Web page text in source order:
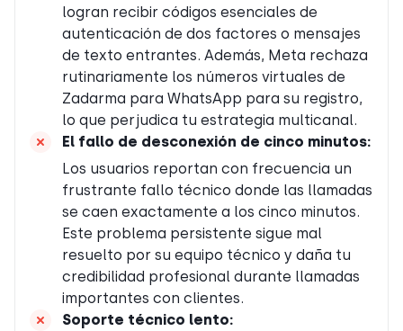
logran recibir códigos esenciales de
autenticación de dos factores o mensajes
de texto entrantes. Además, Meta rechaza
rutinariamente los números virtuales de
Zadarma para WhatsApp para su registro,
lo que perjudica tu estrategia multicanal.
El fallo de desconexión de cinco minutos:
Los usuarios reportan con frecuencia un
frustrante fallo técnico donde las llamadas
se caen exactamente a los cinco minutos.
Este problema persistente sigue mal
resuelto por su equipo técnico y daña tu
credibilidad profesional durante llamadas
importantes con clientes.
Soporte técnico lento: